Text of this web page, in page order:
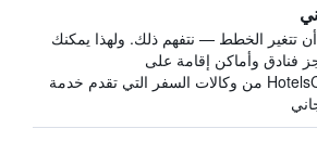
تتغير الخطط — نتفهم ذلك. ولهذا يمكنك
فنادق وأماكن إقامة على
HotelsCombined من وكالات السفر التي تقدم خدمة